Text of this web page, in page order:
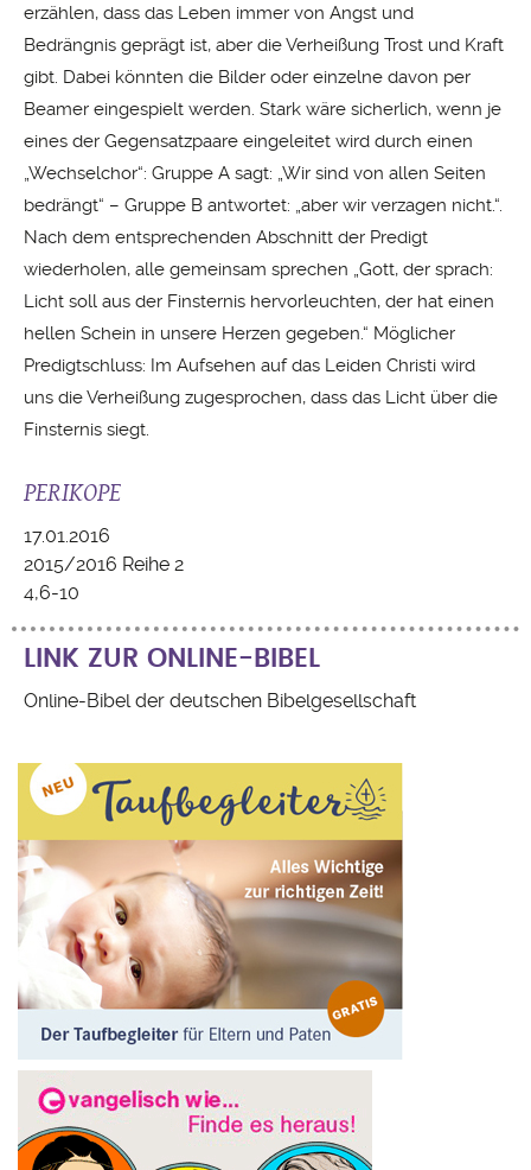
erzählen, dass das Leben immer von Angst und
Bedrängnis geprägt ist, aber die Verheißung Trost und Kraft
gibt. Dabei könnten die Bilder oder einzelne davon per
Beamer eingespielt werden. Stark wäre sicherlich, wenn je
eines der Gegensatzpaare eingeleitet wird durch einen
„Wechselchor“: Gruppe A sagt: „Wir sind von allen Seiten
bedrängt“ – Gruppe B antwortet: „aber wir verzagen nicht.“.
Nach dem entsprechenden Abschnitt der Predigt
wiederholen, alle gemeinsam sprechen „Gott, der sprach:
Licht soll aus der Finsternis hervorleuchten, der hat einen
hellen Schein in unsere Herzen gegeben.“ Möglicher
Predigtschluss: Im Aufsehen auf das Leiden Christi wird
uns die Verheißung zugesprochen, dass das Licht über die
Finsternis siegt.
PERIKOPE
17.01.2016
2015/2016 Reihe 2
4,6-10
LINK ZUR ONLINE-BIBEL
Online-Bibel der deutschen Bibelgesellschaft